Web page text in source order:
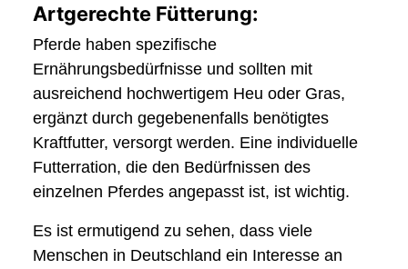
Artgerechte Fütterung:
Pferde haben spezifische
Ernährungsbedürfnisse und sollten mit
ausreichend hochwertigem Heu oder Gras,
ergänzt durch gegebenenfalls benötigtes
Kraftfutter, versorgt werden. Eine individuelle
Futterration, die den Bedürfnissen des
einzelnen Pferdes angepasst ist, ist wichtig.
Es ist ermutigend zu sehen, dass viele
Menschen in Deutschland ein Interesse an